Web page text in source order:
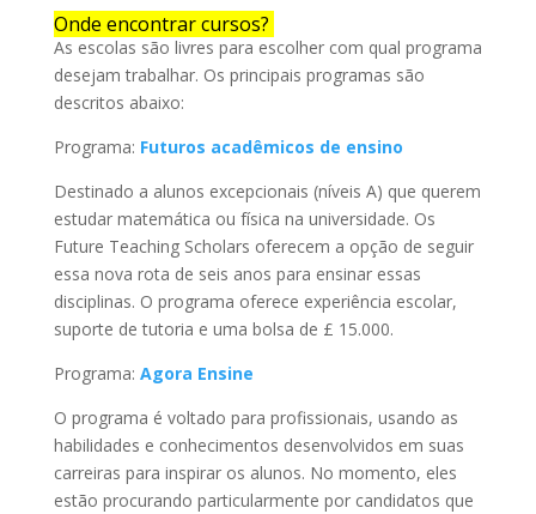
Onde encontrar cursos?
As escolas são livres para escolher com qual programa
desejam trabalhar. Os principais programas são
descritos abaixo:
Programa: Futuros acadêmicos de ensino
Destinado a alunos excepcionais (níveis A) que querem
estudar matemática ou física na universidade. Os
Future Teaching Scholars oferecem a opção de seguir
essa nova rota de seis anos para ensinar essas
disciplinas. O programa oferece experiência escolar,
suporte de tutoria e uma bolsa de £ 15.000.
Programa: Agora Ensine
O programa é voltado para profissionais, usando as
habilidades e conhecimentos desenvolvidos em suas
carreiras para inspirar os alunos. No momento, eles
estão procurando particularmente por candidatos que